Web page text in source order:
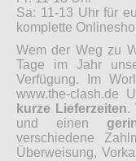
Sa: 11-13 Uhr für
komplette
Wem der Weg zu
Tage im Jahr
Verfügung. Im
www.the-clash.de
kurze Lieferzeiten.
und einen
verschiedene
Überweisung,